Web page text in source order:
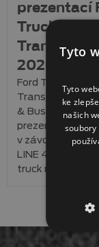
prezentací
Trucks na
Transport
2026
Ford Trucks na
Transport Show
& Bus Brno 2026
prezentace F-
v závodní
LINE 4159D a
truck na …
Tyto
Tyto
ke
našich
soubory